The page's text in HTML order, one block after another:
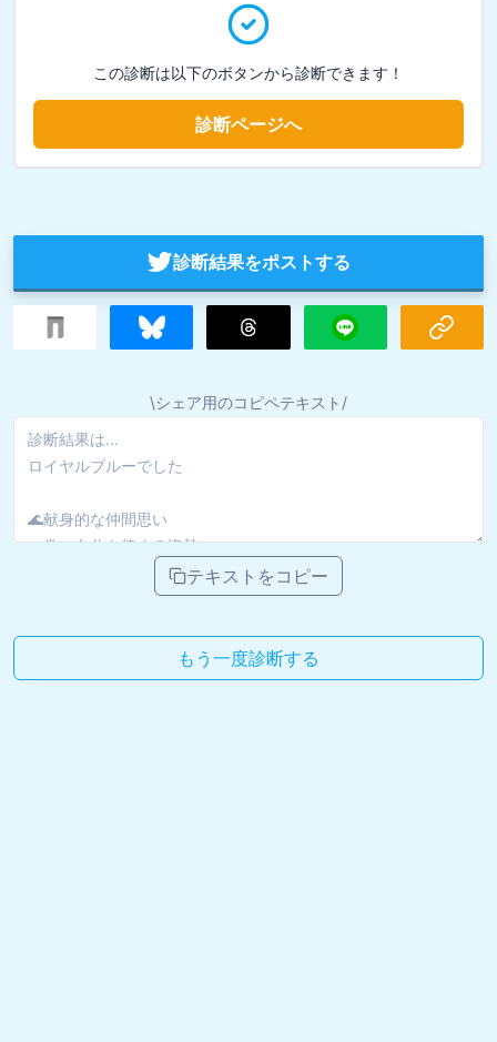
この診断は以下のボタンから診断できます！
診断ページへ
診断結果をポストする
\シェア用のコピペテキスト/
テキストをコピー
もう一度診断する